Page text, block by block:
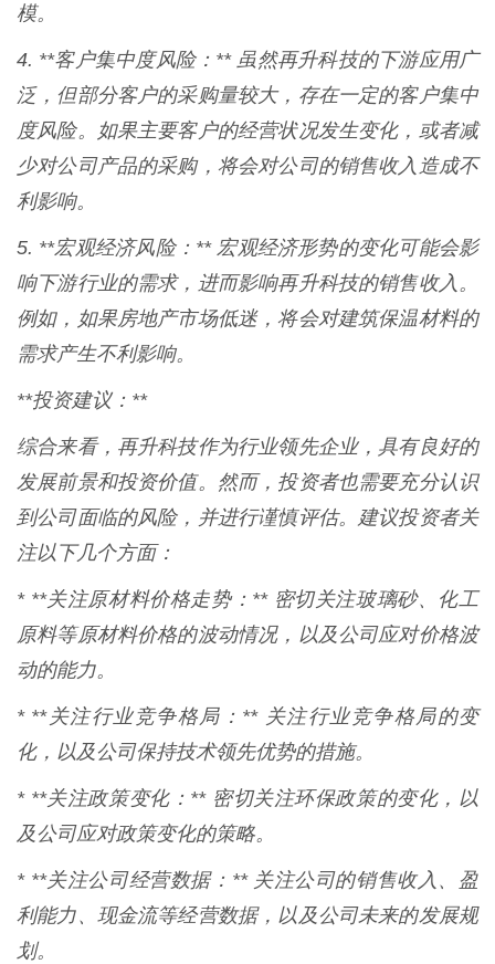
模。
4. **客户集中度风险：** 虽然再升科技的下游应用广
泛，但部分客户的采购量较大，存在一定的客户集中
度风险。如果主要客户的经营状况发生变化，或者减
少对公司产品的采购，将会对公司的销售收入造成不
利影响。
5. **宏观经济风险：** 宏观经济形势的变化可能会影
响下游行业的需求，进而影响再升科技的销售收入。
例如，如果房地产市场低迷，将会对建筑保温材料的
需求产生不利影响。
**投资建议：**
综合来看，再升科技作为行业领先企业，具有良好的
发展前景和投资价值。然而，投资者也需要充分认识
到公司面临的风险，并进行谨慎评估。建议投资者关
注以下几个方面：
* **关注原材料价格走势：** 密切关注玻璃砂、化工
原料等原材料价格的波动情况，以及公司应对价格波
动的能力。
* **关注行业竞争格局：** 关注行业竞争格局的变
化，以及公司保持技术领先优势的措施。
* **关注政策变化：** 密切关注环保政策的变化，以
及公司应对政策变化的策略。
* **关注公司经营数据：** 关注公司的销售收入、盈
利能力、现金流等经营数据，以及公司未来的发展规
划。